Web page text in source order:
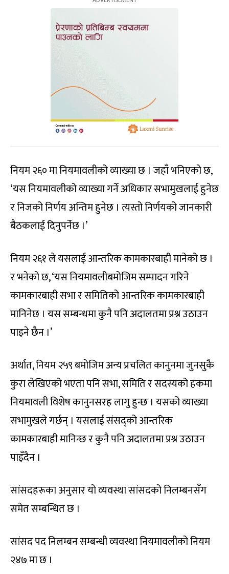
नियम २६० मा नियमावलीको व्याख्या छ । जहाँ भनिएको छ,
‘यस नियमावलीको व्याख्या गर्ने अधिकार सभामुखलाई हुनेछ
र निजको निर्णय अन्तिम हुनेछ । त्यस्तो निर्णयको जानकारी
बैठकलाई दिनुपर्नेछ ।’
नियम २६१ ले यसलाई आन्तरिक कामकारबाही मानेको छ ।
र भनेको छ, ‘यस नियमावलीबमोजिम सम्पादन गरिने
कामकारबाही सभा र समितिको आन्तरिक कामकारबाही
मानिनेछ । यस सम्बन्धमा कुनै पनि अदालतमा प्रश्न उठाउन
पाइने छैन ।’
अर्थात, नियम २५९ बमोजिम अन्य प्रचलित कानुनमा जुनसुकै
कुरा लेखिएको भएता पनि सभा, समिति र सदस्यको हकमा
नियमावली विशेष कानुनसरह लागु हुन्छ । यसको व्याख्या
सभामुखले गर्छन् । यसलाई संसद्को आन्तरिक
कामकारबाही मानिन्छ र कुनै पनि अदालतमा प्रश्न उठाउन
पाइँदैन ।
सांसदहरूका अनुसार यो व्यवस्था सांसदको निलम्बनसँग
समेत सम्बन्धित छ ।
सांसद पद निलम्बन सम्बन्धी व्यवस्था नियमावलीको नियम
२४७ मा छ ।